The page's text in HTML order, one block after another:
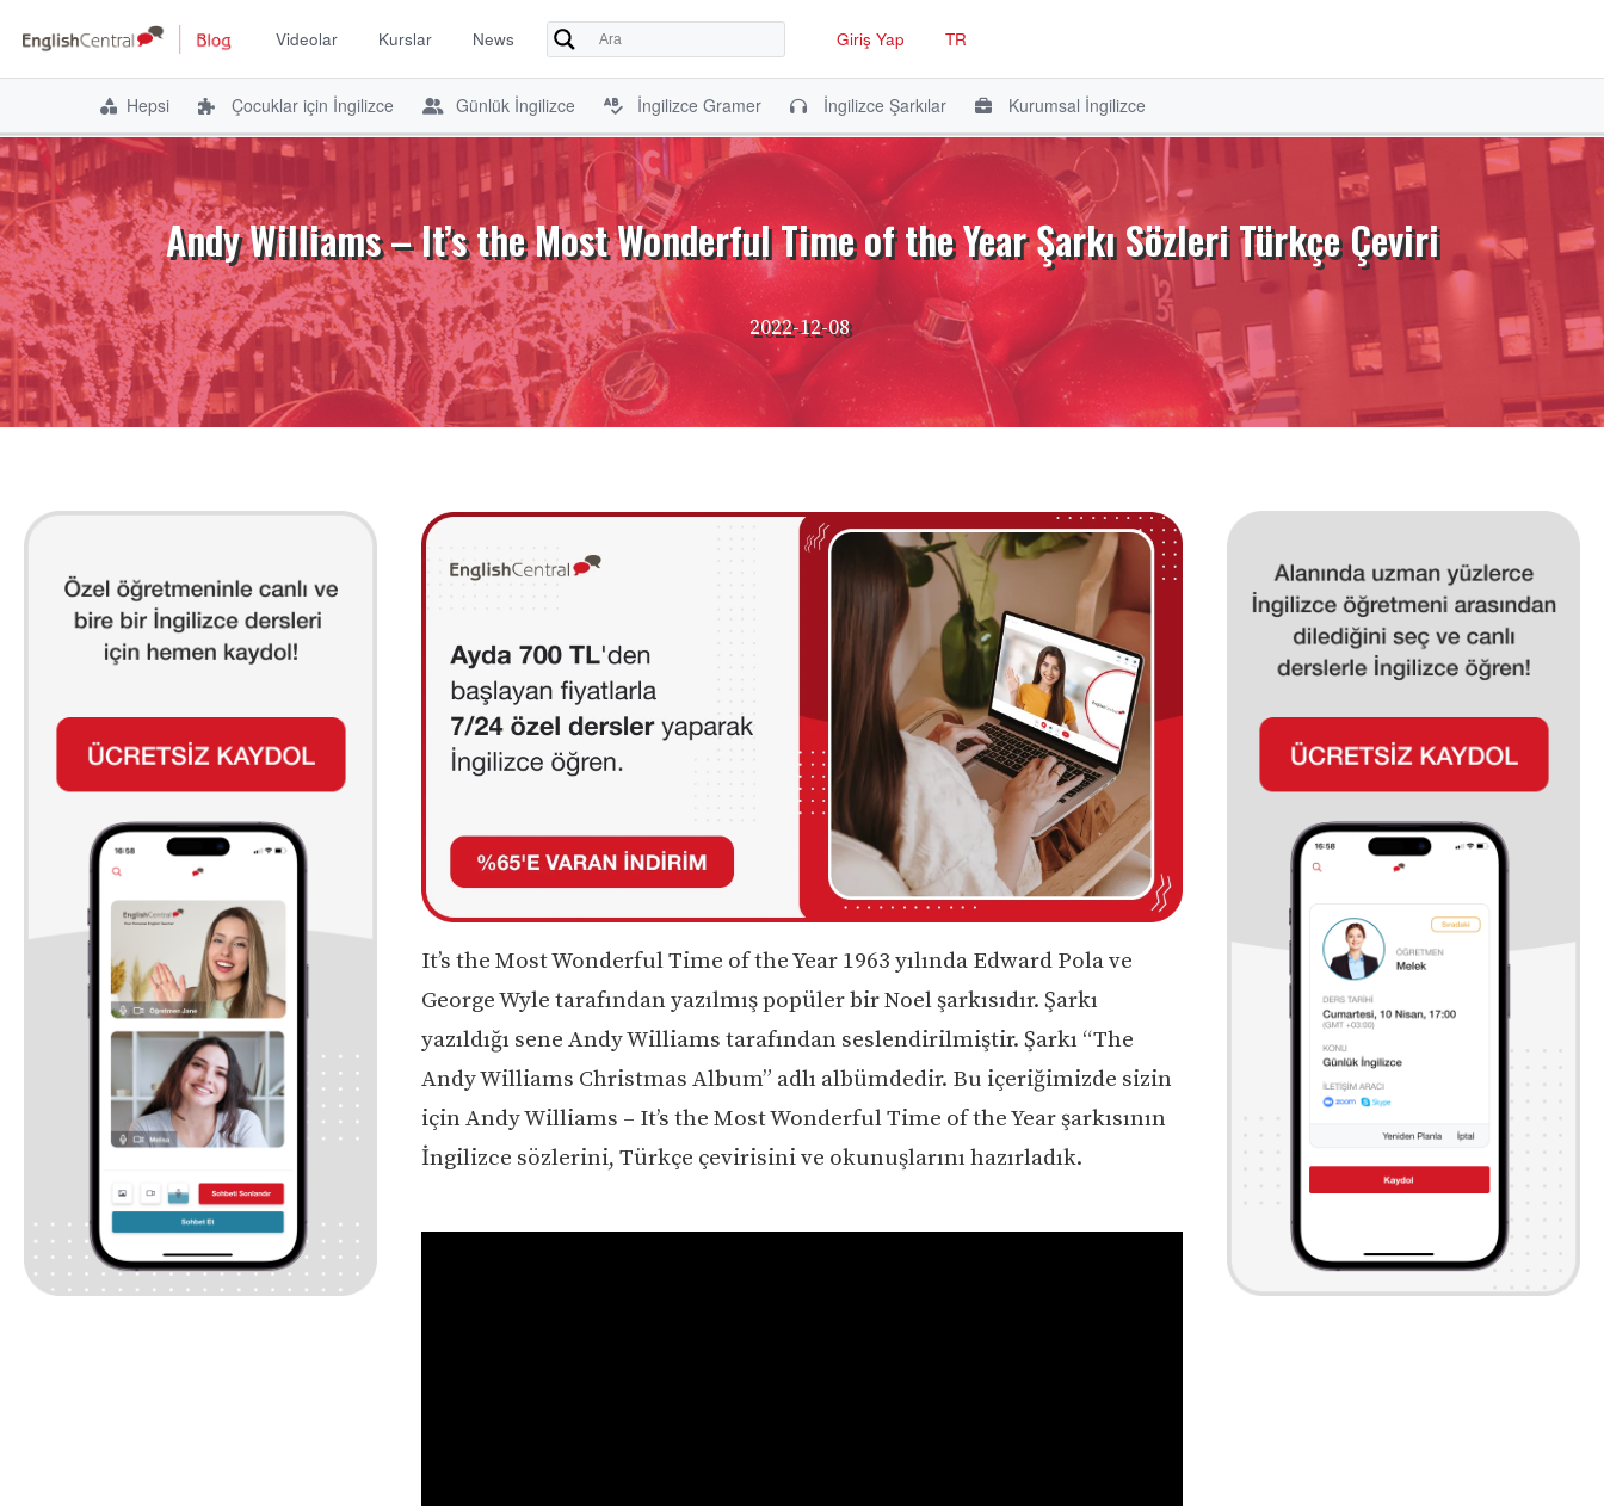
Videolar Kurslar News Giriş Yap TR
Hepsi Çocuklar için İngilizce Günlük İngilizce İngilizce Gramer İngilizce Şarkılar Kurumsal İngilizce
İçeriğe
atla
Andy Williams – It’s the Most Wonderful Time of the Year Şarkı Sözleri Türkçe Çeviri
2022-12-08
It’s the Most Wonderful Time of the Year 1963 yılında Edward Pola ve
George Wyle tarafından yazılmış popüler bir Noel şarkısıdır. Şarkı
yazıldığı sene Andy Williams tarafından seslendirilmiştir. Şarkı “The
Andy Williams Christmas Album” adlı albümdedir. Bu içeriğimizde sizin
için Andy Williams – It’s the Most Wonderful Time of the Year şarkısının
İngilizce sözlerini, Türkçe çevirisini ve okunuşlarını hazırladık.